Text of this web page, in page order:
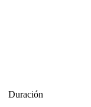
Duración